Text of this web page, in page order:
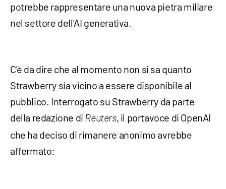
potrebbe rappresentare una nuova pietra miliare
nel settore dell'AI generativa.
C'è da dire che al momento non si sa quanto
Strawberry sia vicino a essere disponibile al
pubblico. Interrogato su Strawberry da parte
della redazione di Reuters, il portavoce di OpenAI
che ha deciso di rimanere anonimo avrebbe
affermato: